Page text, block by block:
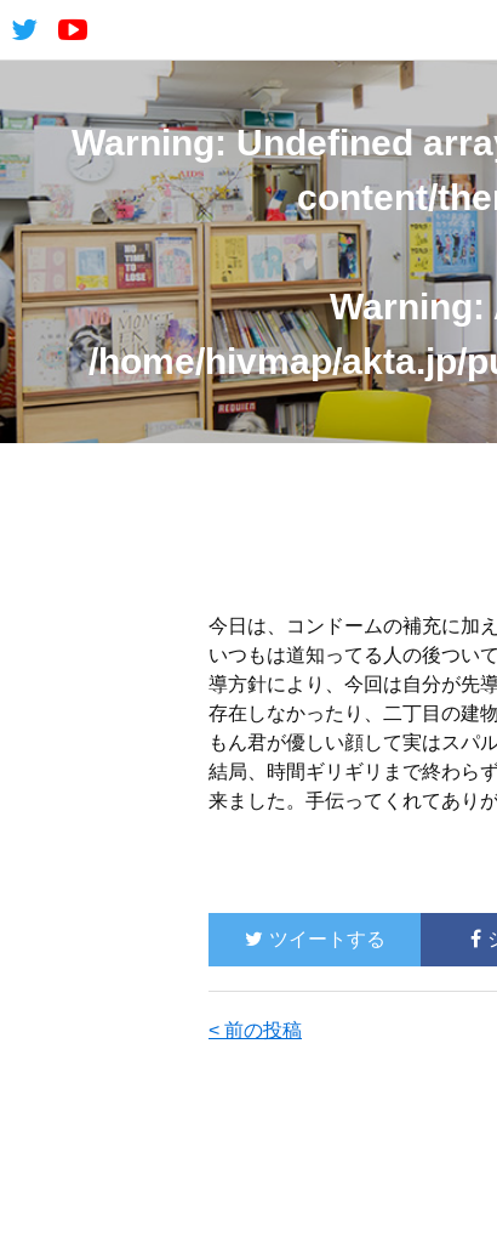
Warning: Undefined
content/
Warning:
/home/hivmap/akta.jp/
今日は、コンドームの補充に加
いつもは道知ってる人の後つい
導方針により、今回は自分が先
存在しなかったり、二丁目の建
もん君が優しい顔して実はスパ
結局、時間ギリギリまで終わら
来ました。手伝ってくれてあり
ツイートする
< 前の投稿